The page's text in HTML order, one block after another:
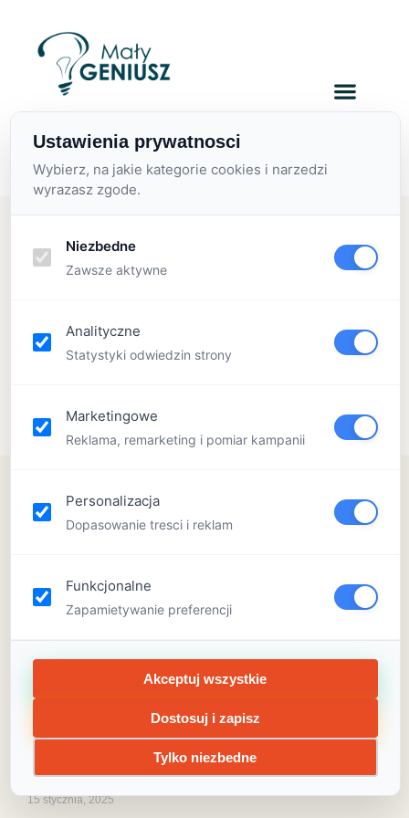
zapisy@malygeniusz.org
Tag:
Urozmaicony program zajęć
czy półkolonie tematyczne?
15 stycznia, 2025
Ustawienia prywatnosci
Wybierz, na jakie kategorie cookies i narzedzi
wyrazasz zgode.
Niezbedne
Zawsze aktywne
Analityczne
Statystyki odwiedzin strony
Marketingowe
Reklama, remarketing i pomiar kampanii
Personalizacja
Dopasowanie tresci i reklam
Funkcjonalne
Zapamietywanie preferencji
Akceptuj wszystkie
Dostosuj i zapisz
Tylko niezbedne